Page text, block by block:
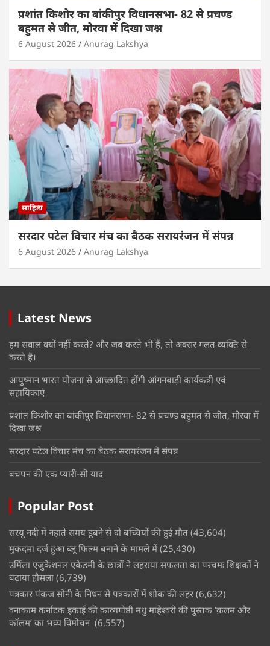
प्रशांत किशोर का बांकीपुर विधानसभा- 82 से प्रचण्ड
बहुमत से जीत, मोरवा में दिखा जश्न
6 August 2026 Anurag Lakshya
साहित्य
सरदार पटेल विचार मंच का बैठक सरायरंजन में संपन्न
6 August 2026 Anurag Lakshya
Latest News
हम सवाल क्यों नहीं करते? और जब करते भी हैं, तो अक्सर गलत व्यक्ति से
करते हैं।
आयुष्मान भारत योजना से आच्छादित होंगी आंगनबाड़ी कार्यकत्री एवं
सहायिकाएं
प्रशांत किशोर का बांकीपुर विधानसभा- 82 से प्रचण्ड बहुमत से जीत, मोरवा में
दिखा जश्न
सरदार पटेल विचार मंच का बैठक सरायरंजन में संपन्न
बचपन की एक प्यारी-सी याद
Popular Post
सरयू नदी में नहाते समय डूबने से दो बच्चियों की हुई मौत (43,604)
मुकदमा दर्ज हुआ ब्लू फिल्म बनाने के मामले में (25,430)
उर्मिला एजुकेशनल एकेडमी के छात्रों ने लहराया सफलता का परचमः शिक्षकों ने
बढाया हौसला (6,739)
पत्रकार पंकज सोनी के निधन से पत्रकारों में शोक की लहर (6,632)
वनाकाम कर्नाटक इकाई की काव्यगोष्ठी मधु माहेश्वरी की पुस्तक ‘क़लम और
कॉलम’ का भव्य विमोचन (6,557)